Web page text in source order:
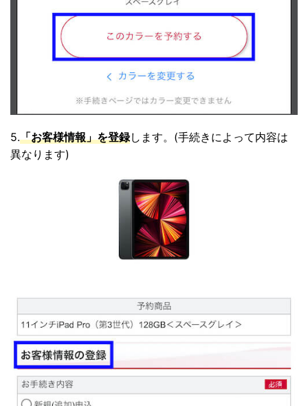
5.「お客様情報」を登録します。(手続きによって内容は
異なります)